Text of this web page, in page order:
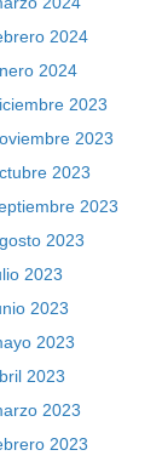
2024
2024
2023
2023
2023
2023
2023
2023
2023
2023
2023
2023
2023